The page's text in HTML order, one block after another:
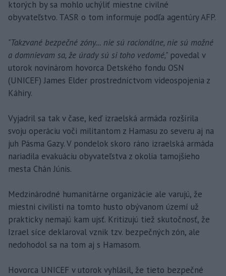
ktorých by sa mohlo uchýliť miestne civilné
obyvateľstvo. TASR o tom informuje podľa agentúry AFP.
"Takzvané bezpečné zóny... nie sú racionálne, nie sú možné
a domnievam sa, že úrady sú si toho vedomé," povedal v
utorok novinárom hovorca Detského fondu OSN
(UNICEF) James Elder prostredníctvom videospojenia z
Káhiry.
Vyjadril sa tak v čase, keď izraelská armáda rozšírila
svoju operáciu voči militantom z Hamasu zo severu aj na
juh Pásma Gazy. V pondelok skoro ráno izraelská armáda
nariadila evakuáciu obyvateľstva z okolia tamojšieho
mesta Chán Júnis.
Medzinárodné humanitárne organizácie ale varujú, že
miestni civilisti na tomto husto obývanom území už
prakticky nemajú kam ujsť. Kritizujú tiež skutočnosť, že
Izrael síce deklaroval vznik tzv. bezpečných zón, ale
nedohodol sa na tom aj s Hamasom.
Hovorca UNICEF v utorok vyhlásil, že tieto bezpečné